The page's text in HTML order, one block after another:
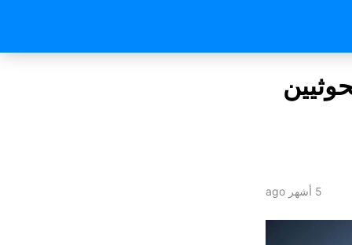
5 أشهر ago